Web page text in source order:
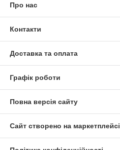
Про нас
Контакти
Доставка та оплата
Графік роботи
Повна версія сайту
Сайт створено на маркетплейсі